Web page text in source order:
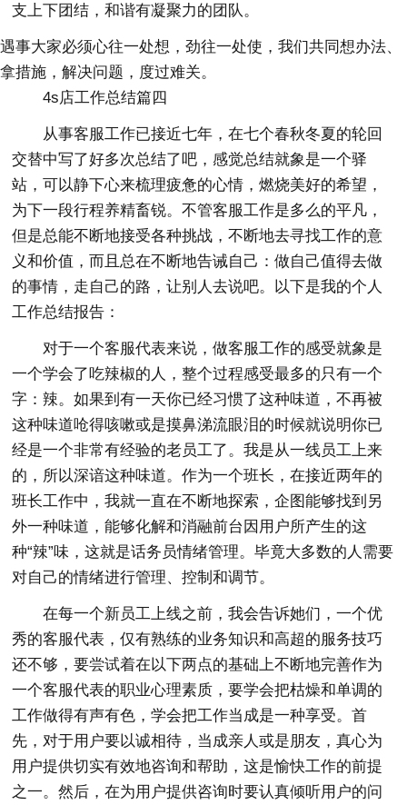
支上下团结，和谐有凝聚力的团队。
遇事大家必须心往一处想，劲往一处使，我们共同想办法、
拿措施，解决问题，度过难关。
4s店工作总结篇四
从事客服工作已接近七年，在七个春秋冬夏的轮回
交替中写了好多次总结了吧，感觉总结就象是一个驿
站，可以静下心来梳理疲惫的心情，燃烧美好的希望，
为下一段行程养精畜锐。不管客服工作是多么的平凡，
但是总能不断地接受各种挑战，不断地去寻找工作的意
义和价值，而且总在不断地告诫自己：做自己值得去做
的事情，走自己的路，让别人去说吧。以下是我的个人
工作总结报告：
对于一个客服代表来说，做客服工作的感受就象是
一个学会了吃辣椒的人，整个过程感受最多的只有一个
字：辣。如果到有一天你已经习惯了这种味道，不再被
这种味道呛得咳嗽或是摸鼻涕流眼泪的时候就说明你已
经是一个非常有经验的老员工了。我是从一线员工上来
的，所以深谙这种味道。作为一个班长，在接近两年的
班长工作中，我就一直在不断地探索，企图能够找到另
外一种味道，能够化解和消融前台因用户所产生的这
种“辣”味，这就是话务员情绪管理。毕竟大多数的人需要
对自己的情绪进行管理、控制和调节。
在每一个新员工上线之前，我会告诉她们，一个优
秀的客服代表，仅有熟练的业务知识和高超的服务技巧
还不够，要尝试着在以下两点的基础上不断地完善作为
一个客服代表的职业心理素质，要学会把枯燥和单调的
工作做得有声有色，学会把工作当成是一种享受。首
先，对于用户要以诚相待，当成亲人或是朋友，真心为
用户提供切实有效地咨询和帮助，这是愉快工作的前提
之一。然后，在为用户提供咨询时要认真倾听用户的问